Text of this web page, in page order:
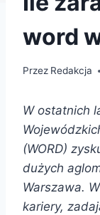
word
Przez Redakcja
W ostatnich
(WORD)
dużych
Warszawa.
kariery,